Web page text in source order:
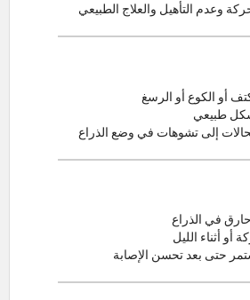
وعدم التأهيل والعلاج الطبيعي
أو الكوع أو الرسغ
طبيعي
إلى تشوهات في وضع الذراع
في الذراع
أو أثناء الليل
حتى بعد تحسن الإصابة